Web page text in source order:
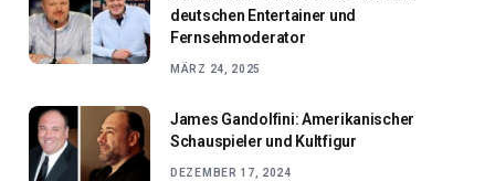
deutschen Entertainer und
Fernsehmoderator
MÄRZ 24, 2025
James Gandolfini: Amerikanischer
Schauspieler und Kultfigur
DEZEMBER 17, 2024